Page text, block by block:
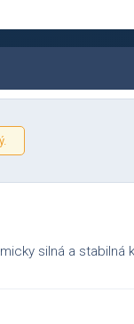
silná a stabilná